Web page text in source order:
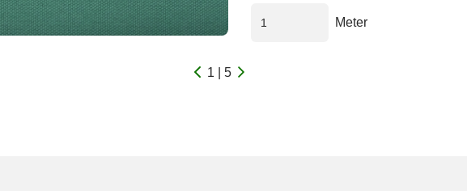
1 | 5
Meter